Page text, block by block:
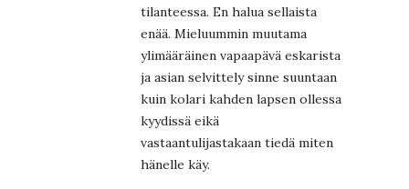
tilanteessa. En halua sellaista
enää. Mieluummin muutama
ylimääräinen vapaapävä eskarista
ja asian selvittely sinne suuntaan
kuin kolari kahden lapsen ollessa
kyydissä eikä
vastaantulijastakaan tiedä miten
hänelle käy.